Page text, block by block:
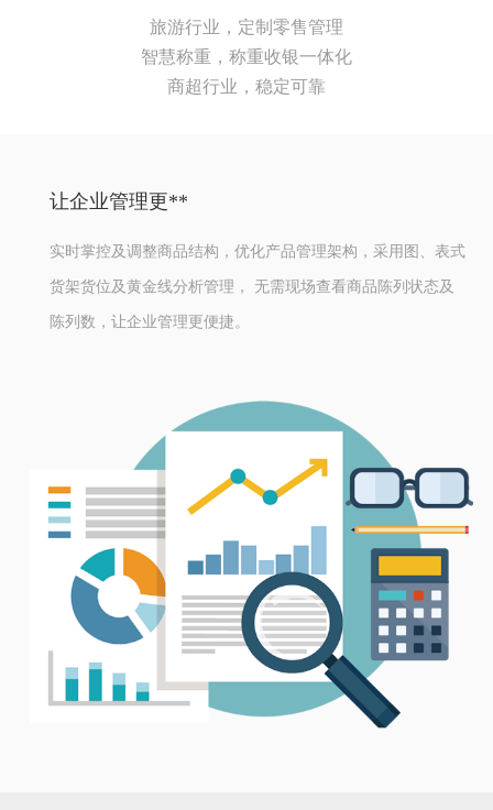
旅游行业，定制零售管理
智慧称重，称重收银一体化
商超行业，稳定可靠
让企业管理更**
实时掌控及调整商品结构，优化产品管理架构，采用图、表式
货架货位及黄金线分析管理， 无需现场查看商品陈列状态及
陈列数，让企业管理更便捷。